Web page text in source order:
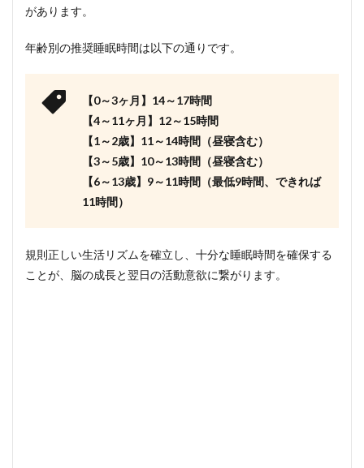
があります。
年齢別の推奨睡眠時間は以下の通りです。
【0～3ヶ月】14～17時間
【4～11ヶ月】12～15時間
【1～2歳】11～14時間（昼寝含む）
【3～5歳】10～13時間（昼寝含む）
【6～13歳】9～11時間（最低9時間、できれば
11時間）
規則正しい生活リズムを確立し、十分な睡眠時間を確保する
ことが、脳の成長と翌日の活動意欲に繋がります。